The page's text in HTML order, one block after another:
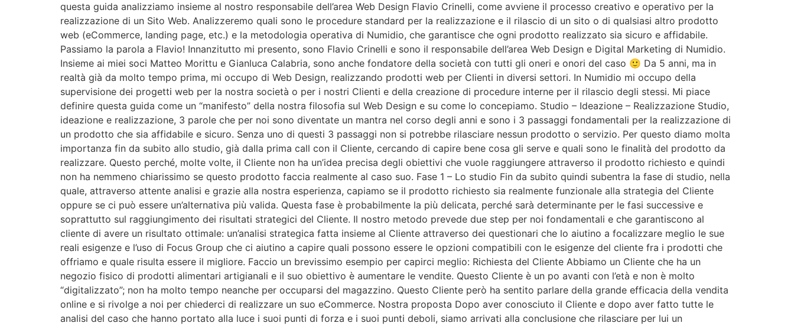
questa guida analizziamo insieme al nostro responsabile dell’area Web Design Flavio Crinelli, come avviene il processo creativo e operativo per la
realizzazione di un Sito Web. Analizzeremo quali sono le procedure standard per la realizzazione e il rilascio di un sito o di qualsiasi altro prodotto
web (eCommerce, landing page, etc.) e la metodologia operativa di Numidio, che garantisce che ogni prodotto realizzato sia sicuro e affidabile.
Passiamo la parola a Flavio! Innanzitutto mi presento, sono Flavio Crinelli e sono il responsabile dell’area Web Design e Digital Marketing di Numidio.
Insieme ai miei soci Matteo Morittu e Gianluca Calabria, sono anche fondatore della società con tutti gli oneri e onori del caso 🙂 Da 5 anni, ma in
realtà già da molto tempo prima, mi occupo di Web Design, realizzando prodotti web per Clienti in diversi settori. In Numidio mi occupo della
supervisione dei progetti web per la nostra società o per i nostri Clienti e della creazione di procedure interne per il rilascio degli stessi. Mi piace
definire questa guida come un “manifesto” della nostra filosofia sul Web Design e su come lo concepiamo. Studio – Ideazione – Realizzazione Studio,
ideazione e realizzazione, 3 parole che per noi sono diventate un mantra nel corso degli anni e sono i 3 passaggi fondamentali per la realizzazione di
un prodotto che sia affidabile e sicuro. Senza uno di questi 3 passaggi non si potrebbe rilasciare nessun prodotto o servizio. Per questo diamo molta
importanza fin da subito allo studio, già dalla prima call con il Cliente, cercando di capire bene cosa gli serve e quali sono le finalità del prodotto da
realizzare. Questo perché, molte volte, il Cliente non ha un’idea precisa degli obiettivi che vuole raggiungere attraverso il prodotto richiesto e quindi
non ha nemmeno chiarissimo se questo prodotto faccia realmente al caso suo. Fase 1 – Lo studio Fin da subito quindi subentra la fase di studio, nella
quale, attraverso attente analisi e grazie alla nostra esperienza, capiamo se il prodotto richiesto sia realmente funzionale alla strategia del Cliente
oppure se ci può essere un’alternativa più valida. Questa fase è probabilmente la più delicata, perché sarà determinante per le fasi successive e
soprattutto sul raggiungimento dei risultati strategici del Cliente. Il nostro metodo prevede due step per noi fondamentali e che garantiscono al
cliente di avere un risultato ottimale: un’analisi strategica fatta insieme al Cliente attraverso dei questionari che lo aiutino a focalizzare meglio le sue
reali esigenze e l’uso di Focus Group che ci aiutino a capire quali possono essere le opzioni compatibili con le esigenze del cliente fra i prodotti che
offriamo e quale risulta essere il migliore. Faccio un brevissimo esempio per capirci meglio: Richiesta del Cliente Abbiamo un Cliente che ha un
negozio fisico di prodotti alimentari artigianali e il suo obiettivo è aumentare le vendite. Questo Cliente è un po avanti con l’età e non è molto
“digitalizzato”; non ha molto tempo neanche per occuparsi del magazzino. Questo Cliente però ha sentito parlare della grande efficacia della vendita
online e si rivolge a noi per chiederci di realizzare un suo eCommerce. Nostra proposta Dopo aver conosciuto il Cliente e dopo aver fatto tutte le
analisi del caso che hanno portato alla luce i suoi punti di forza e i suoi punti deboli, siamo arrivati alla conclusione che rilasciare per lui un